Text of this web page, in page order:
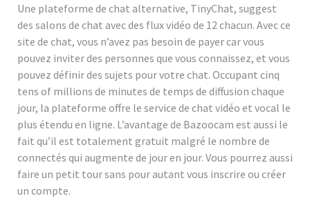
Une plateforme de chat alternative, TinyChat, suggest
des salons de chat avec des flux vidéo de 12 chacun. Avec ce
site de chat, vous n’avez pas besoin de payer car vous
pouvez inviter des personnes que vous connaissez, et vous
pouvez définir des sujets pour votre chat. Occupant cinq
tens of millions de minutes de temps de diffusion chaque
jour, la plateforme offre le service de chat vidéo et vocal le
plus étendu en ligne. L’avantage de Bazoocam est aussi le
fait qu’il est totalement gratuit malgré le nombre de
connectés qui augmente de jour en jour. Vous pourrez aussi
faire un petit tour sans pour autant vous inscrire ou créer
un compte.